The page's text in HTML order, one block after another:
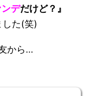
ンデだけど？』
した(笑)
から…